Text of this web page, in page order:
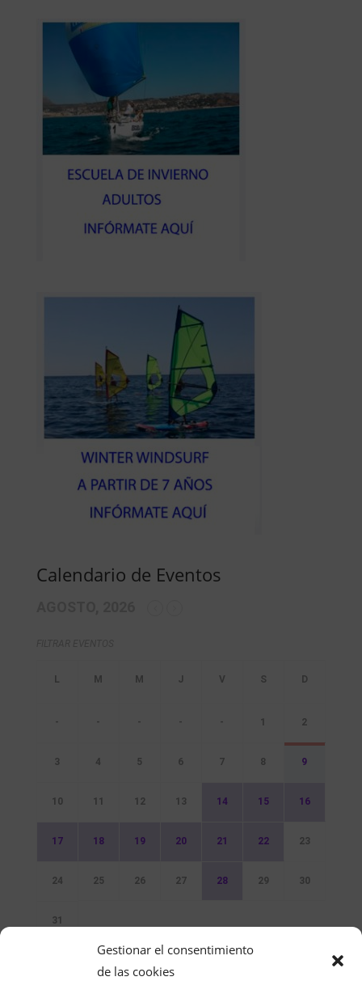
Gestionar el consentimiento
de las cookies
Calendario de Eventos
- - - - - 1 2
3 4 5 6 7 8 9
10 11 12 13 14 15 16
17 18 19 20 21 22 23
24 25 26 27 28 29 30
31
Sin Eventos